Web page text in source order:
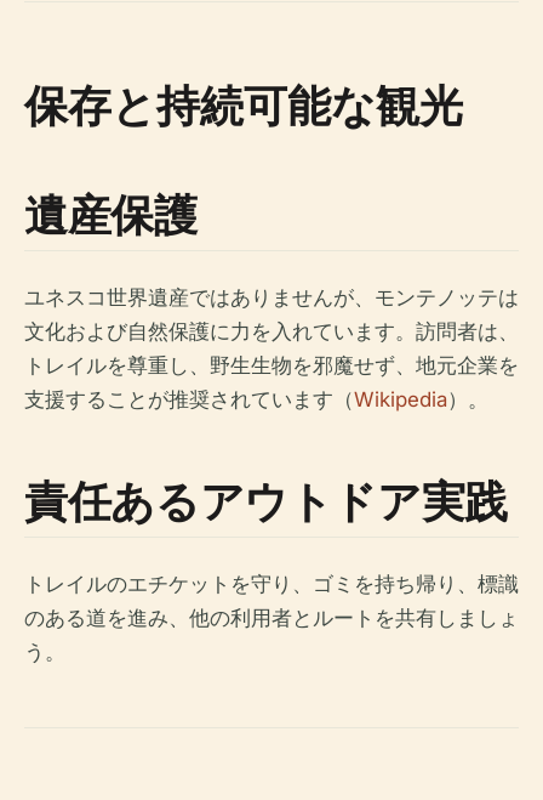
保存と持続可能な観光
遺産保護
ユネスコ世界遺産ではありませんが、モンテノッテは
文化および自然保護に力を入れています。訪問者は、
トレイルを尊重し、野生生物を邪魔せず、地元企業を
支援することが推奨されています（Wikipedia）。
責任あるアウトドア実践
トレイルのエチケットを守り、ゴミを持ち帰り、標識
のある道を進み、他の利用者とルートを共有しましょ
う。